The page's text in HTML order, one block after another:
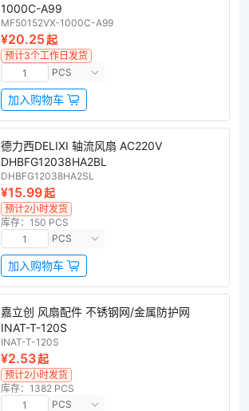
1000C-A99
MF50152VX-1000C-A99
¥20.25起
预计3个工作日发货
PCS
加入购物车
德力西DELIXI 轴流风扇 AC220V
DHBFG12038HA2BL
DHBFG12038HA2SL
¥15.99起
预计2小时发货
库存：150 PCS
PCS
加入购物车
嘉立创 风扇配件 不锈钢网/金属防护网
INAT-T-120S
INAT-T-120S
¥2.53起
预计2小时发货
库存：1382 PCS
PCS